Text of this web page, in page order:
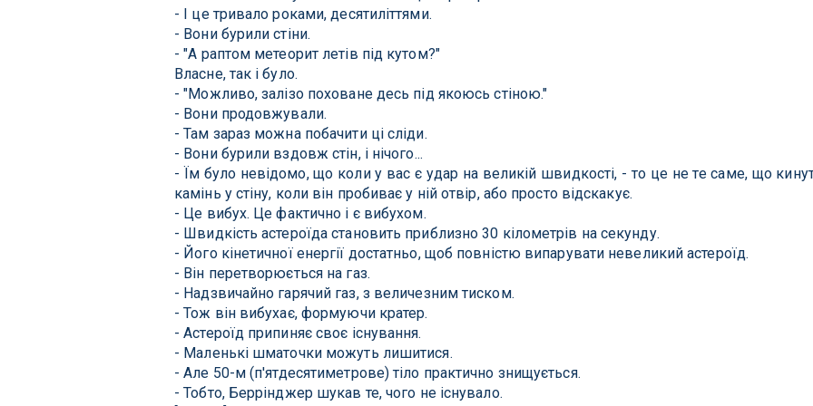
- І це тривало роками, десятиліттями.
- Вони бурили стіни.
- "А раптом метеорит летів під кутом?"
Власне, так і було.
- "Можливо, залізо поховане десь під якоюсь стіною."
- Вони продовжували.
- Там зараз можна побачити ці сліди.
- Вони бурили вздовж стін, і нічого...
- Їм було невідомо, що коли у вас є удар на великій швидкості, - то це не те саме, що
камінь у стіну, коли він пробиває у ній отвір, або просто відскакує.
- Це вибух. Це фактично і є вибухом.
- Швидкість астероїда становить приблизно 30 кілометрів на секунду.
- Його кінетичної енергії достатньо, щоб повністю випарувати невеликий астероїд.
- Він перетворюється на газ.
- Надзвичайно гарячий газ, з величезним тиском.
- Тож він вибухає, формуючи кратер.
- Астероїд припиняє своє існування.
- Маленькі шматочки можуть лишитися.
- Але 50-м (п'ятдесятиметрове) тіло практично знищується.
- Тобто, Беррінджер шукав те, чого не існувало.